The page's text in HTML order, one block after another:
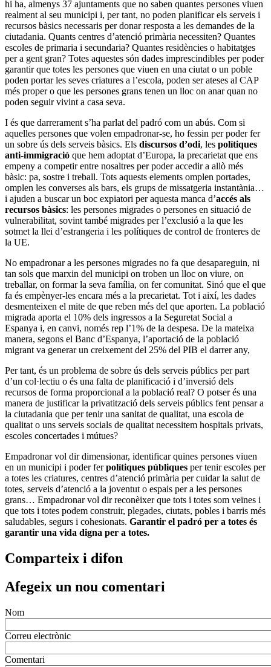
hi ha, almenys 37 ajuntaments que no saben quantes persones viuen
realment al seu municipi i, per tant, no poden planificar els serveis i
recursos bàsics necessaris per donar resposta a les demandes de la
ciutadania. Quants centres d’atenció primària necessiten? Quantes
escoles de primaria i secundaria? Quantes residències o habitatges
per a gent gran? Totes aquestes són dades imprescindibles per poder
garantir que totes les persones que viuen en una ciutat o un poble
poden portar les seves criatures a l’escola, poden ser ateses al CAP
més proper o que les persones grans tenen un lloc on anar quan no
poden seguir vivint a casa seva.
I és que darrerament s’ha parlat del padró com un abús. Com si
aquelles persones que volen empadronar-se, ho fessin per poder fer
un sobre ús dels serveis bàsics. Els discursos d’odi, les polítiques
anti-immigració que hem adoptat d’Europa, la precarietat que ens
empeny a competir entre nosaltres per poder accedir a allò més
bàsic: pa, sostre i treball. Tots aquests elements omplen portades,
omplen les converses als bars, els grups de missatgeria instantània…
i ajuden a buscar un boc expiatori per aquesta manca d’accés als
recursos bàsics: les persones migrades o persones en situació de
vulnerabilitat, sovint també migrades per l’exclusió a la que les
sotmet la llei d’estrangeria i les polítiques de control de fronteres de
la UE.
No empadronar a les persones migrades no fa que desapareguin, ni
tan sols que marxin del municipi on troben un lloc on viure, on
treballar, on formar la seva família, on fer comunitat. Sinó que el que
fa és empènyer-les encara més a la precarietat. Tot i així, les dades
desmenteixen el mite de que reben més del que aporten. La població
migrada aporta el 10% dels ingressos a la Seguretat Social a
Espanya i, en canvi, només rep l’1% de la despesa. De la mateixa
manera, segons el Banc d’Espanya, l’aportació de la població
migrant va generar un creixement del 25% del PIB el darrer any,
Per tant, és un problema de sobre ús dels serveis públics per part
d’un col·lectiu o és una falta de planificació i d’inversió dels
recursos de forma proporcional a la població real? O potser és una
manera de justificar la privatització dels serveis públics fent pensar a
la ciutadania que per tenir una sanitat de qualitat, una escola de
qualitat o uns serveis socials de qualitat necessitem hospitals privats,
escoles concertades i mútues?
Empadronar vol dir dimensionar, identificar quines persones viuen
en un municipi i poder ferpolítiques públiques per tenir escoles per
a totes les criatures, centres d’atenció primària per cuidar la salut de
totes, serveis d’atenció a la joventut o espais per a les persones
grans… Empadronar vol dir reconèixer que tots i totes som veïnes i
que tots i totes podem construir, plegades, ciutats, pobles i barris més
saludables, segurs i cohesionats. Garantir el padró per a totes és
garantir una vida digna per a totes.
Comparteix i difon
Afegeix un nou comentari
Nom
Correu electrònic
Comentari